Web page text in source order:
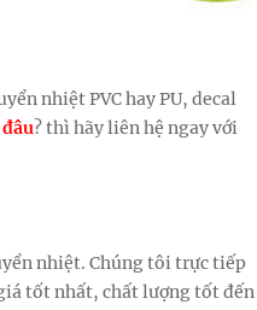
nhiệt PVC hay PU, decal
? thì hãy liên hệ ngay với
nhiệt. Chúng tôi trực tiếp
tốt nhất, chất lượng tốt đến